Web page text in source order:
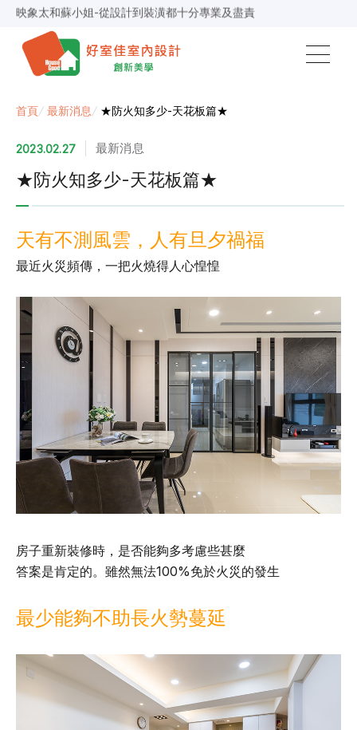
映象太和蘇小姐-從設計到裝潢都十分專業及盡責
超級F1歐小姐-設計跟材料的品質都很優質，建議實用
說明仔細流程順暢，注意施工上細節，施工團隊專業細心
毛胚屋裝修推薦，設計師與工務完美配合，效果非常滿意
春城越蔡先生-設計師溝通規劃完善，整體來說相當滿意
首頁/ 最新消息 / ★防火知多少-天花板篇★
2023.02.27 最新消息
★防火知多少-天花板篇★
天有不測風雲，人有旦夕禍福
最近火災頻傳，一把火燒得人心惶惶
房子重新裝修時，是否能夠多考慮些甚麼
答案是肯定的。雖然無法100%免於火災的發生
最少能夠不助長火勢蔓延